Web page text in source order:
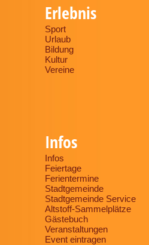
Erlebnis
Sport
Urlaub
Bildung
Kultur
Vereine
Infos
Infos
Feiertage
Ferientermine
Stadtgemeinde
Stadtgemeinde Service
Altstoff-Sammelplätze
Gästebuch
Veranstaltungen
Event eintragen